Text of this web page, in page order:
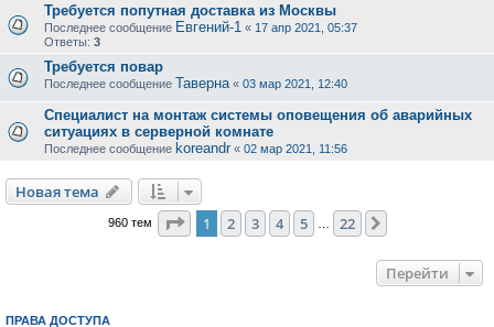
Требуется попутная доставка из Москвы
Последнее сообщение Евгений-1 « 17 апр 2021, 05:37
Ответы: 3
Требуется повар
Последнее сообщение Таверна « 03 мар 2021, 12:40
Специалист на монтаж системы оповещения об аварийных
ситуациях в серверной комнате
Последнее сообщение koreandr « 02 мар 2021, 11:56
Новая тема
960 тем Страница из 22
1 2 3 4 5 22
Перейти
ПРАВА ДОСТУПА